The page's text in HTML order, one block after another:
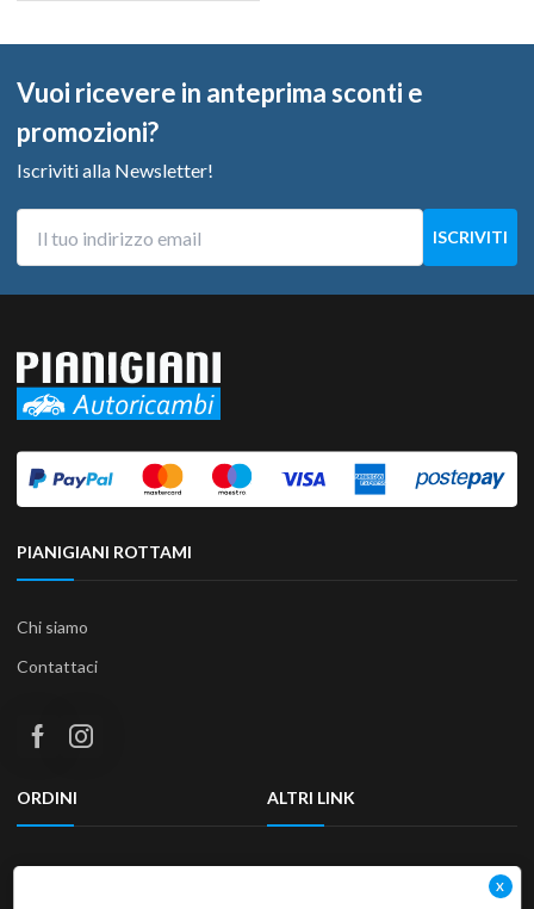
Vuoi ricevere in anteprima sconti e
promozioni?
Iscriviti alla Newsletter!
PIANIGIANI ROTTAMI
Chi siamo
Contattaci
ORDINI
Termini e condizioni
ALTRI LINK
Privacy Policy